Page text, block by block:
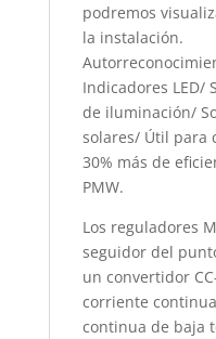
podremos
la instalación.
Indicadores LED/
de iluminación/
solares/ Útil para
30% más de
PMW.
Los reguladores
seguidor del
un convertidor
corriente
continua de baja